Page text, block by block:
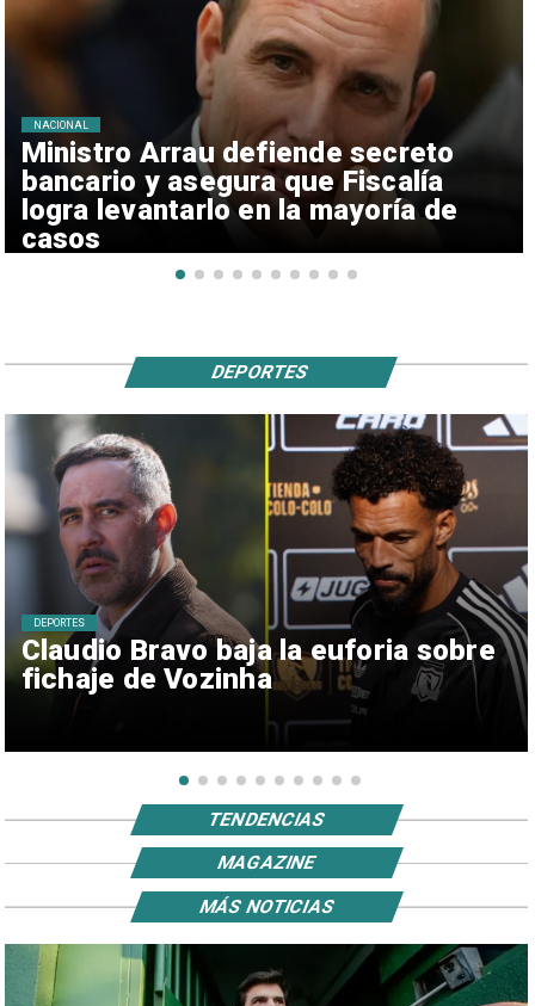
Ministro Arrau defiende secreto
bancario y asegura que Fiscalía
logra levantarlo en la mayoría de
casos
NACIONAL
Claudio Bravo baja la euforia sobre
fichaje de Vozinha
DEPORTES
DEPORTES
TENDENCIAS
MAGAZINE
MÁS NOTICIAS